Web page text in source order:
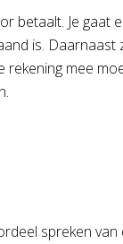
betaalt. Je gaat
is.
mee
spreken van